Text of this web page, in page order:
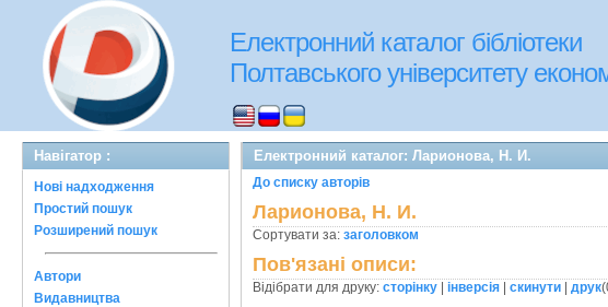
Електронний каталог бібліотеки
Полтавського університету
Навігатор :
Нові надходження
Простий пошук
Розширений пошук
Автори
Видавництва
Електронний каталог: Ларионова, Н. И.
До списку авторів
Ларионова, Н. И.
Сортувати за: заголовком
Пов'язані описи:
Відібрати для друку: сторінку інверсія скинути друк(